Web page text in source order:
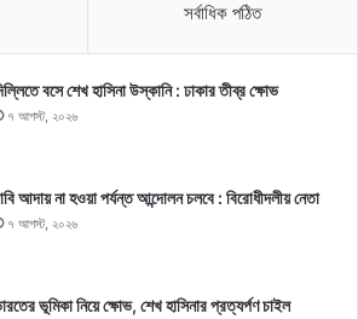
সর্বাধিক পঠিত
বসে শেখ হাসিনা উস্কানি : ঢাকার তীব্র ক্ষোভ
৭ আগস্ট, ২০২৬
আদায় না হওয়া পর্যন্ত আন্দোলন চলবে : বিরোধীদলীয় নেতা
৭ আগস্ট, ২০২৬
ভূমিকা নিয়ে ক্ষোভ, শেখ হাসিনার প্রত্যর্পণ চাইল